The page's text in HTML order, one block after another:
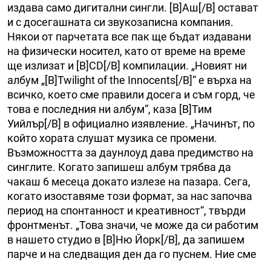
издава само дигитални сингли. [B]Аш[/B] остават
и с досегашната си звукозаписна компания.
Някои от парчетата все пак ще бъдат издавани
на физически носител, като от време на време
ще излизат и [B]CD[/B] компилации. „Новият ни
албум „[B]Twilight of the Innocents[/B]“ е върха на
всичко, което сме правили досега и съм горд, че
това е последния ни албум“, каза [B]Тим
Уийлър[/B] в официално изявление. „Начинът, по
който хората слушат музика се промени.
Възможността за даунлоуд дава предимство на
синглите. Когато запишеш албум трябва да
чакаш 6 месеца докато излезе на пазара. Сега,
когато изоставяме този формат, за нас започва
период на спонтанност и креативност“, твърди
фронтменът. „Това значи, че може да си работим
в нашето студио в [B]Ню Йорк[/B], да запишем
парче и на следващия ден да го пуснем. Ние сме